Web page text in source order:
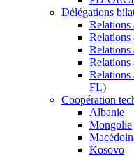
Délégations
Relations
Relations
Relations
Relations
Relations
FL)
Coopération
Albanie
Mongolie
Kosovo